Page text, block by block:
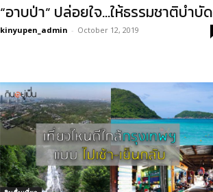
“อาบป่า” ปล่อยใจ…ให้ธรรมชาติบำบัด
kinyupen_admin - October 12, 2019